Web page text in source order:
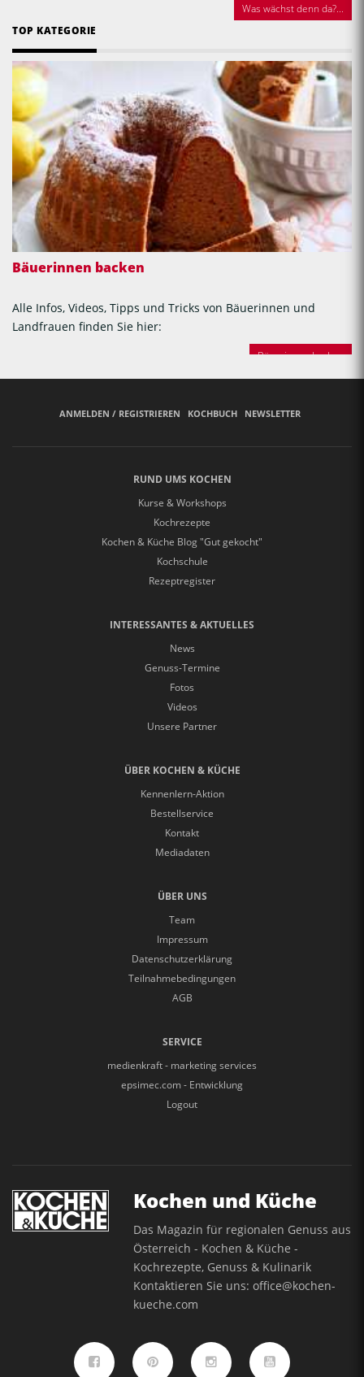
Was wächst denn da?...
TOP KATEGORIE
Bäuerinnen backen
Alle Infos, Videos, Tipps und Tricks von Bäuerinnen und
Landfrauen finden Sie hier:
Bäuerinnen backen
ANMELDEN / REGISTRIEREN KOCHBUCH NEWSLETTER
RUND UMS KOCHEN
Kurse & Workshops
Kochrezepte
Kochen & Küche Blog "Gut gekocht"
Kochschule
Rezeptregister
INTERESSANTES & AKTUELLES
News
Genuss-Termine
Fotos
Videos
Unsere Partner
ÜBER KOCHEN & KÜCHE
Kennenlern-Aktion
Bestellservice
Kontakt
Mediadaten
ÜBER UNS
Team
Impressum
Datenschutzerklärung
Teilnahmebedingungen
AGB
SERVICE
medienkraft - marketing services
epsimec.com - Entwicklung
Logout
Kochen und Küche
Das Magazin für regionalen Genuss aus
Österreich - Kochen & Küche -
Kochrezepte, Genuss & Kulinarik
Kontaktieren Sie uns:office@kochen-
kueche.com